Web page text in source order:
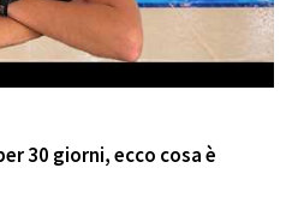
30 giorni, ecco cosa è